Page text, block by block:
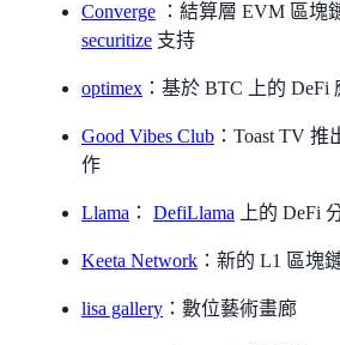
Converge ：結算層 EVM 區塊
securitize 支持
optimex ：基於 BTC 上的 DeFi
Good Vibes Club ：Toast TV
作
Llama ： DefiLlama 上的 DeFi
Keeta Network ：新的 L1 區塊
lisa gallery ：數位藝術畫廊